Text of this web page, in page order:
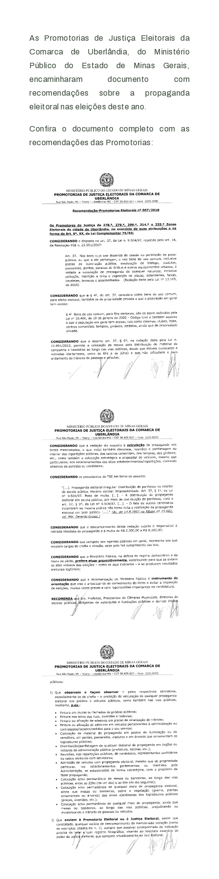
As Promotorias de Justiça Eleitorais da
Comarca de Uberlândia, do Ministério
Público do Estado de Minas Gerais,
encaminharam documento com
recomendações sobre a propaganda
eleitoral nas eleições deste ano.
Confira o documento completo com as
recomendações das Promotorias: